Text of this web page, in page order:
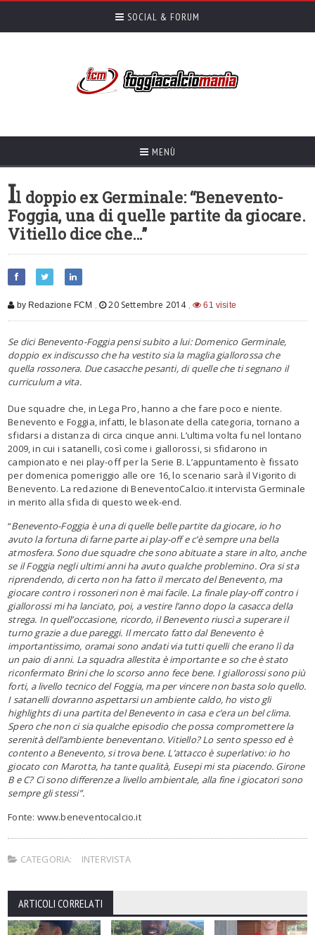
SOCIAL & FORUM
MENÙ
Il doppio ex Germinale: “Benevento-
Foggia, una di quelle partite da giocare.
Vitiello dice che…”
by Redazione FCM , 20 Settembre 2014 , 61 visite
Se dici Benevento-Foggia pensi subito a lui: Domenico Germinale,
doppio ex indiscusso che ha vestito sia la maglia giallorossa che
quella rossonera. Due casacche pesanti, di quelle che ti segnano il
curriculum a vita.
Due squadre che, in Lega Pro, hanno a che fare poco e niente.
Benevento e Foggia, infatti, le blasonate della categoria, tornano a
sfidarsi a distanza di circa cinque anni. L’ultima volta fu nel lontano
2009, in cui i satanelli, così come i giallorossi, si sfidarono in
campionato e nei play-off per la Serie B. L’appuntamento è fissato
per domenica pomeriggio alle ore 16, lo scenario sarà il Vigorito di
Benevento. La redazione di BeneventoCalcio.it intervista Germinale
in merito alla sfida di questo week-end.
“Benevento-Foggia è una di quelle belle partite da giocare, io ho
avuto la fortuna di farne parte ai play-off e c’è sempre una bella
atmosfera. Sono due squadre che sono abituate a stare in alto, anche
se il Foggia negli ultimi anni ha avuto qualche problemino. Ora si sta
riprendendo, di certo non ha fatto il mercato del Benevento, ma
giocare contro i rossoneri non è mai facile. La finale play-off contro i
giallorossi mi ha lanciato, poi, a vestire l’anno dopo la casacca della
strega. In quell’occasione, ricordo, il Benevento riuscì a superare il
turno grazie a due pareggi. Il mercato fatto dal Benevento è
importantissimo, oramai sono andati via tutti quelli che erano lì da
un paio di anni. La squadra allestita è importante e so che è stato
riconfermato Brini che lo scorso anno fece bene. I giallorossi sono più
forti, a livello tecnico del Foggia, ma per vincere non basta solo quello.
I satanelli dovranno aspettarsi un ambiente caldo, ho visto gli
highlights di una partita del Benevento in casa e c’era un bel clima.
Spero che non ci sia qualche episodio che possa compromettere la
serenità dell’ambiente beneventano. Vitiello? Lo sento spesso ed è
contento a Benevento, si trova bene. L’attacco è superlativo: io ho
giocato con Marotta, ha tante qualità, Eusepi mi sta piacendo. Girone
B e C? Ci sono differenze a livello ambientale, alla fine i giocatori sono
sempre gli stessi”.
Fonte: www.beneventocalcio.it
CATEGORIA: INTERVISTA
ARTICOLI CORRELATI